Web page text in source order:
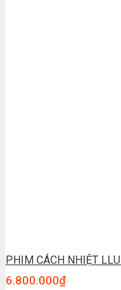
PHIM CÁCH NHIỆT
6.800.000₫